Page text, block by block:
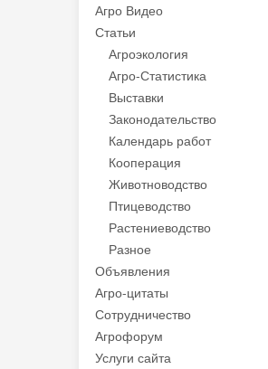
Агро Видео
Статьи
Агроэкология
Агро-Статистика
Выставки
Законодательство
Календарь работ
Кооперация
Животноводство
Птицеводство
Растениеводство
Разное
Объявления
Агро-цитаты
Сотрудничество
Агрофорум
Услуги сайта